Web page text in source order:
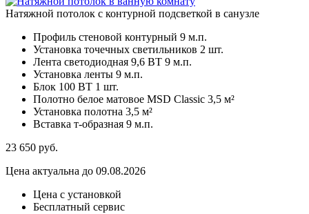
Натяжной потолок с контурной подсветкой в санузле
Профиль стеновой контурный 9 м.п.
Установка точечных светильников 2 шт.
Лента светодиодная 9,6 ВТ 9 м.п.
Установка ленты 9 м.п.
Блок 100 ВТ 1 шт.
Полотно белое матовое MSD Classic 3,5 м²
Установка полотна 3,5 м²
Вставка т-образная 9 м.п.
23 650 руб.
Цена актуальна до 09.08.2026
Цена с установкой
Бесплатный сервис